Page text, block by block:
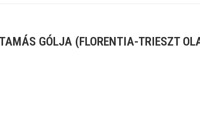
TAMÁS GÓLJA (FLORENTIA-TRIESZT